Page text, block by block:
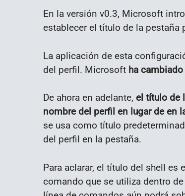
En la versión v0.3, Microsoft
establecer el título de la pestaña
La aplicación de esta
del perfil. Microsoft ha
De ahora en adelante, el título de
nombre del perfil en lugar de en
se usa como título
del perfil en la pestaña.
Para aclarar, el título del shell
comando que se utiliza dentro